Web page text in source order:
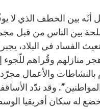
أنّه بين الخطف الذي لا
بين الناس من قبل
الفساد في البلاد، يجبر
منازلهم وقُراهم للّجوء
بالنشاطات والأعمال
وقد ندّد
له سكان أفريقيا